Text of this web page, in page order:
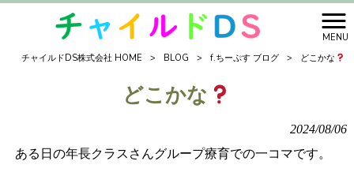
MENU
チャイルドDS株式会社 HOME
> BLOG > f.ちーぷす ブログ > どこかな
どこかな
2024/08/06
ある日の年長クラスさんグループ療育での一コマです。